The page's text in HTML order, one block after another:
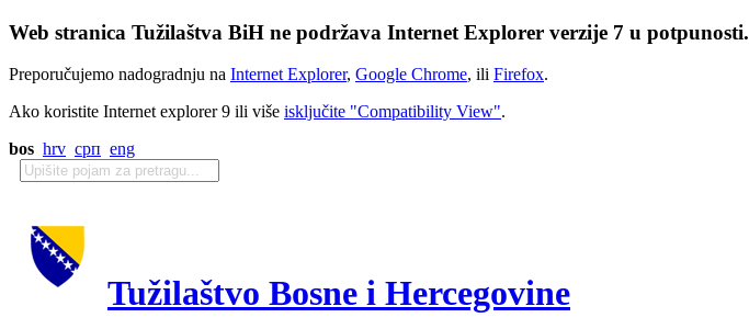
Web stranica Tužilaštva BiH ne podržava Internet Explorer verzije 7 u potpunosti.
Preporučujemo nadogradnju na Internet Explorer, Google Chrome, ili Firefox.
Ako koristite Internet explorer 9 ili više isključite "Compatibility View".
bos hrv срп eng
Tužilaštvo Bosne i Hercegovine